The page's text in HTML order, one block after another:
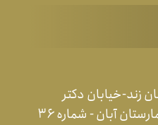
زند-خیابان دکتر
عضدی-پایین تر از بیمارستان آبان - شماره ۳۶